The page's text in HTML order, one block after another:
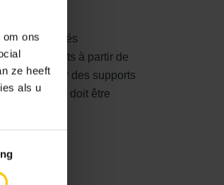
ons
ze heeft
als u
des pavés
joints étroits à partir de
utilisé sur des supports
ou la dalle doit être